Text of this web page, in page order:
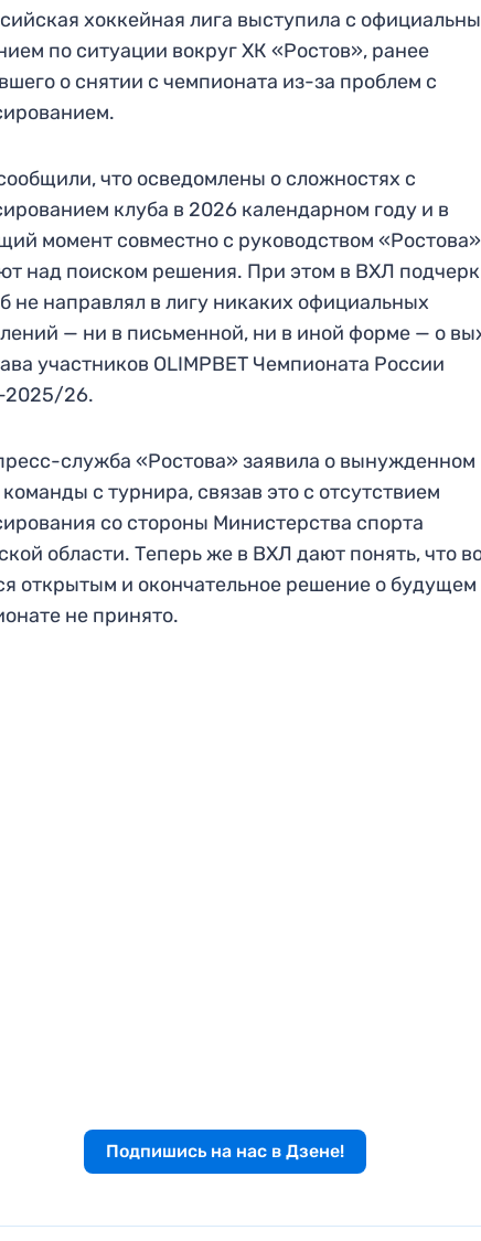
хоккейная лига выступила с
по ситуации вокруг ХК «Ростов», ранее
о снятии с чемпионата из-за проблем с
что осведомлены о сложностях с
клуба в 2026 календарном году и в
момент совместно с руководством «Ростова»
над поиском решения. При этом в ВХЛ
не направлял в лигу никаких официальных
— ни в письменной, ни в иной форме — о
участников OLIMPBET Чемпионата России
2025/26.
служба «Ростова» заявила о вынужденном
с турнира, связав это с отсутствием
со стороны Министерства спорта
области. Теперь же в ВХЛ дают понять, что
открытым и окончательное решение о будущем
не принято.
Подпишись на нас в Дзене!